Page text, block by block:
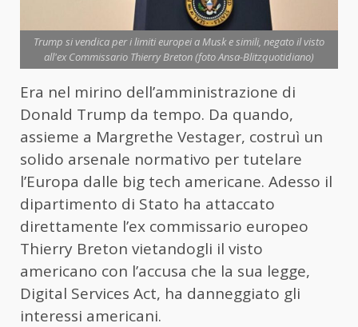
Trump si vendica per i limiti europei a Musk e simili, negato il visto
all'ex Commissario Thierry Breton (foto Ansa-Blitzquotidiano)
Era nel mirino dell’amministrazione di
Donald Trump da tempo. Da quando,
assieme a Margrethe Vestager, costruì un
solido arsenale normativo per tutelare
l’Europa dalle big tech americane. Adesso il
dipartimento di Stato ha attaccato
direttamente l’ex commissario europeo
Thierry Breton vietandogli il visto
americano con l’accusa che la sua legge,
Digital Services Act, ha danneggiato gli
interessi americani.